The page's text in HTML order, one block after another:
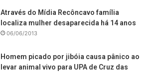
Através do Mídia Recôncavo família
localiza mulher desaparecida há 14 anos
06/06/2013
Homem picado por jibóia causa pânico ao
levar animal vivo para UPA de Cruz das